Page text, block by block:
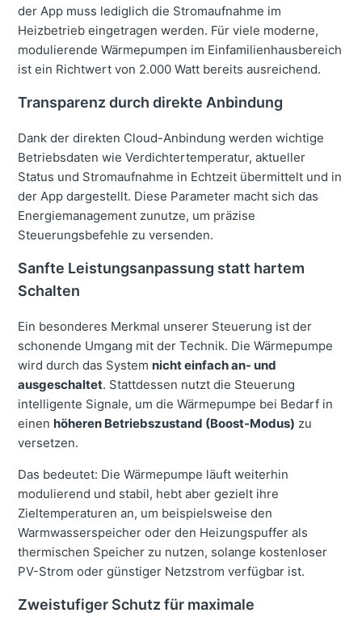
der App muss lediglich die Stromaufnahme im
Heizbetrieb eingetragen werden. Für viele moderne,
modulierende Wärmepumpen im Einfamilienhausbereich
ist ein Richtwert von 2.000 Watt bereits ausreichend.
Transparenz durch direkte Anbindung
Dank der direkten Cloud-Anbindung werden wichtige
Betriebsdaten wie Verdichtertemperatur, aktueller
Status und Stromaufnahme in Echtzeit übermittelt und in
der App dargestellt. Diese Parameter macht sich das
Energiemanagement zunutze, um präzise
Steuerungsbefehle zu versenden.
Sanfte Leistungsanpassung statt hartem
Schalten
Ein besonderes Merkmal unserer Steuerung ist der
schonende Umgang mit der Technik. Die Wärmepumpe
wird durch das System nicht einfach an- und
ausgeschaltet. Stattdessen nutzt die Steuerung
intelligente Signale, um die Wärmepumpe bei Bedarf in
einen höheren Betriebszustand (Boost-Modus) zu
versetzen.
Das bedeutet: Die Wärmepumpe läuft weiterhin
modulierend und stabil, hebt aber gezielt ihre
Zieltemperaturen an, um beispielsweise den
Warmwasserspeicher oder den Heizungspuffer als
thermischen Speicher zu nutzen, solange kostenloser
PV-Strom oder günstiger Netzstrom verfügbar ist.
Zweistufiger Schutz für maximale